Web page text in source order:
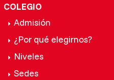
COLEGIO
Admisión
¿Por qué elegirnos?
Niveles
Sedes